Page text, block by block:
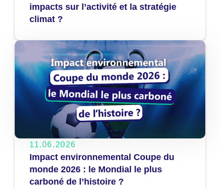
impacts sur l’activité et la stratégie
climat ?
11.06.2026
Impact environnemental Coupe du
monde 2026 : le Mondial le plus
carboné de l’histoire ?